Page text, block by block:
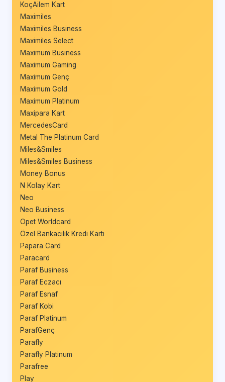
KoçAilem Kart
Maximiles
Maximiles Business
Maximiles Select
Maximum Business
Maximum Gaming
Maximum Genç
Maximum Gold
Maximum Platinum
Maxipara Kart
MercedesCard
Metal The Platinum Card
Miles&Smiles
Miles&Smiles Business
Money Bonus
N Kolay Kart
Neo
Neo Business
Opet Worldcard
Özel Bankacılık Kredi Kartı
Papara Card
Paracard
Paraf Business
Paraf Eczacı
Paraf Esnaf
Paraf Kobi
Paraf Platinum
ParafGenç
Parafly
Parafly Platinum
Parafree
Play